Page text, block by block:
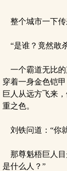
整个城市一下传
“是谁？竟然敢
一个霸道无比的
穿着一身金色铠
巨人从远方飞来
重之色。
刘铁问道：“你
那尊魁梧巨人目
是什么人？”